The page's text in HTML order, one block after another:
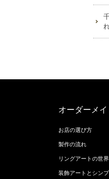
オーダーメ
お店の選び方
製作の流れ
リングアートの世界
装飾アートとシン